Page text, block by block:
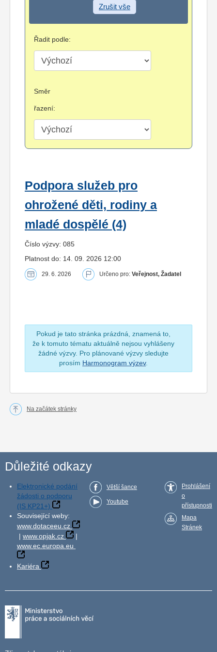
Zrušit vše
Řadit podle:
Směr
řazení:
Podpora služeb pro
ohrožené děti, rodiny a
mladé dospělé (4)
Číslo výzvy: 085
Platnost do: 14. 09. 2026 12:00
29. 6. 2026 Určeno pro: Veřejnost, Žadatel
Pokud je tato stránka prázdná, znamená to,
že k tomuto tématu aktuálně nejsou vyhlášeny
žádné výzvy. Pro plánované výzvy sledujte
prosím Harmonogram výzev.
Na začátek stránky
Důležité odkazy
Elektronické podání
žádosti o podporu
(IS KP21+)
Související weby:
www.dotaceeu.cz
| www.opjak.cz
|
www.ec.europa.eu
Kariéra
Větší šance
Youtube
Prohlášení
o
přístupnosti
Mapa
Stránek